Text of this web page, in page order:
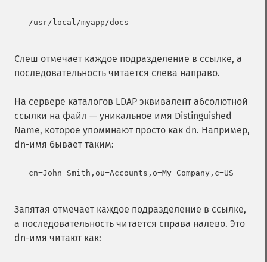
Слеш отмечает каждое подразделение в ссылке, а
последовательность читается слева направо.
На сервере каталогов LDAP эквивалент абсолютной
ссылки на файл — уникальное имя Distinguished
Name, которое упоминают просто как dn. Например,
dn-имя бывает таким:
Запятая отмечает каждое подразделение в ссылке,
а последовательность читается справа налево. Это
dn-имя читают как: